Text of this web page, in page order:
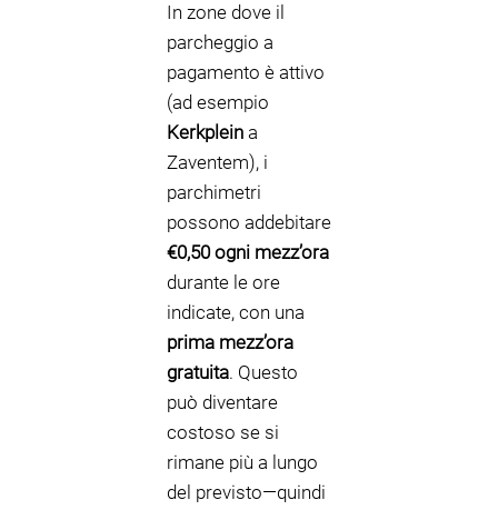
In zone dove il
parcheggio a
pagamento è attivo
(ad esempio
Kerkplein a
Zaventem), i
parchimetri
possono addebitare
€0,50 ogni mezz’ora
durante le ore
indicate, con una
prima mezz’ora
gratuita. Questo
può diventare
costoso se si
rimane più a lungo
del previsto—quindi